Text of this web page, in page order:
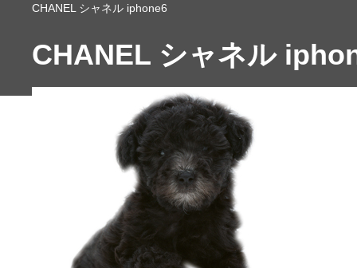
CHANEL シャネル iphone6
CHANEL シャネル